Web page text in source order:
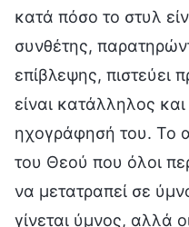
κατά πόσο το στυλ
συνθέτης,
επίβλεψης, πιστεύει
είναι κατάλληλος
ηχογράφησή του. Το
του Θεού που όλοι
να μετατραπεί σε
γίνεται ύμνος, αλλά